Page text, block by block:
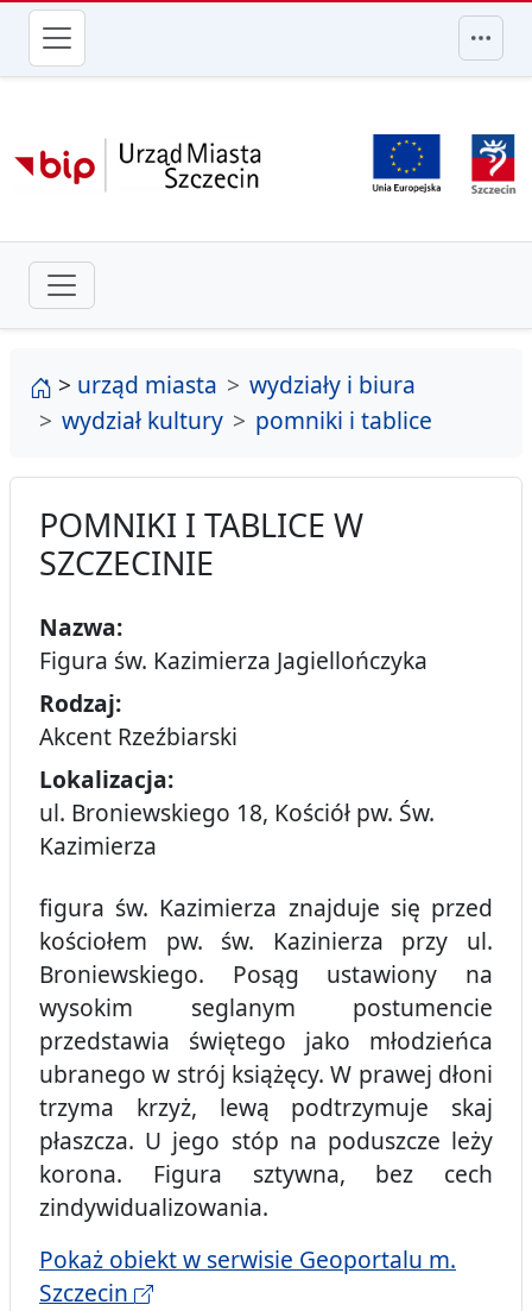
przejdź do głównego menu
strona główna
> urząd miasta
wydziały i biura
wydział kultury
pomniki i tablice
POMNIKI I TABLICE W
SZCZECINIE
Nazwa:
Figura św. Kazimierza Jagiellończyka
Rodzaj:
Akcent Rzeźbiarski
Lokalizacja:
ul. Broniewskiego 18, Kościół pw. Św.
Kazimierza
figura św. Kazimierza znajduje się przed
kościołem pw. św. Kazinierza przy ul.
Broniewskiego. Posąg ustawiony na
wysokim seglanym postumencie
przedstawia świętego jako młodzieńca
ubranego w strój książęcy. W prawej dłoni
trzyma krzyż, lewą podtrzymuje skaj
płaszcza. U jego stóp na poduszcze leży
korona. Figura sztywna, bez cech
zindywidualizowania.
Pokaż obiekt w serwisie Geoportalu m.
Szczecin